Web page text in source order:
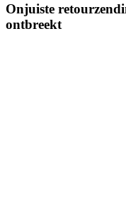
Onjuiste
ontbreekt